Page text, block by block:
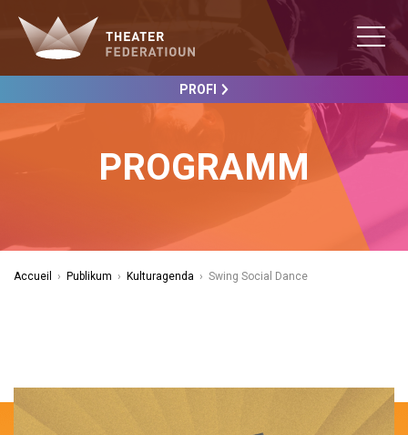
PROFI
PROGRAMM
Accueil › Publikum › Kulturagenda › Swing Social Dance